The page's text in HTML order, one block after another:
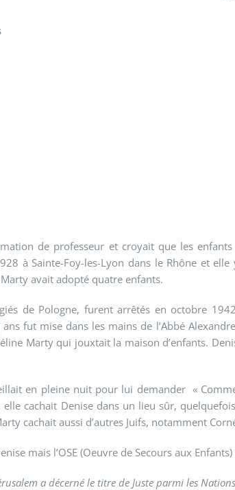
de professeur et croyait que les
à Sainte-Foy-les-Lyon dans le Rhône et
avait adopté quatre enfants.
de Pologne, furent arrêtés en octobre
fut mise dans les mains de l’Abbé
Marty qui jouxtait la maison d’enfants.
en pleine nuit pour lui demander «
cachait Denise dans un lieu sûr,
cachait aussi d’autres Juifs, notamment
mais l’OSE (Oeuvre de Secours aux
a décerné le titre de Juste parmi les